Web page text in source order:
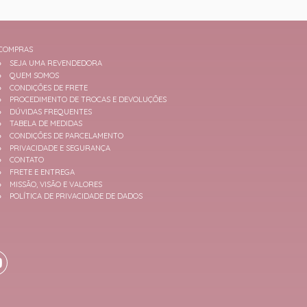
SEJA UMA REVENDEDORA
QUEM SOMOS
CONDIÇÕES DE FRETE
PROCEDIMENTO DE TROCAS E DEVOLUÇÕES
DÚVIDAS FREQUENTES
TABELA DE MEDIDAS
CONDIÇÕES DE PARCELAMENTO
PRIVACIDADE E SEGURANÇA
CONTATO
FRETE E ENTREGA
MISSÃO, VISÃO E VALORES
POLÍTICA DE PRIVACIDADE DE DADOS